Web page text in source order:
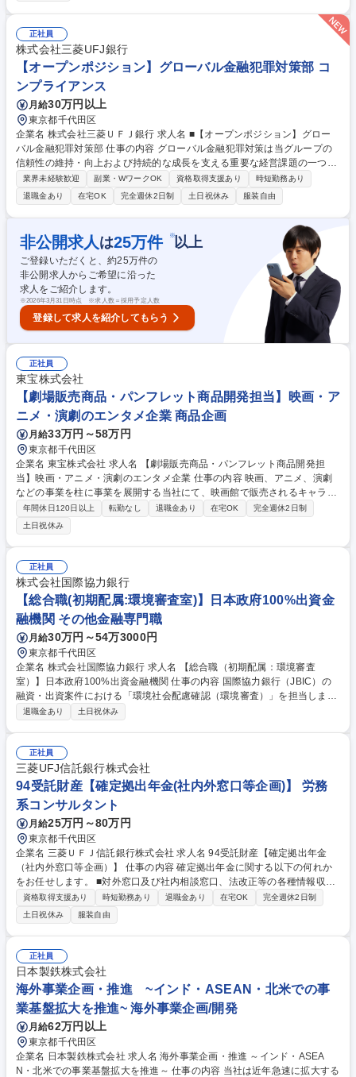
注業務、輸入計画の立案、船舶進捗管理を含む輸入通関業務、国内倉庫で
の在庫管理を一貫して担当します。【チームマネジメント】派遣社員を含
む4名のチームリーダーとして、メンバーの取りまとめ、調整、トラブル
発生時の対応を行います。 【業務内容の変更範囲】当社の指定する業務
募集職種 【貿易実務】畜産・酪農分野に特化！管理職候補/海外交渉/英語
活用
正社員
株式会社三菱UFJ銀行
【オープンポジション】グローバル金融犯罪対策部 コ
ンプライアンス
月給30万円以上
東京都千代田区
企業名 株式会社三菱ＵＦＪ銀行 求人名 ■【オープンポジション】グロー
バル金融犯罪対策部 仕事の内容 グローバル金融犯罪対策は当グループの
信頼性の維持・向上および持続的な成長を支える重要な経営課題の一つで
す。国際的に高度化・複雑化するマネー・ローンダリング対策(AML)、経
済制裁対応、贈収賄・汚職防止等 への対応を踏まえ、当グループではグロ
ーバルに一貫した金融犯罪対策態勢の高度化を推進しています。AML、経
済制裁、贈収賄・汚職防止等の各領域において、ご経験・専門性・ご志向
を踏まえ、最適なポジションをご提案いたします。想定される業務は、企
画・推進、モニタリング、案件調査・分析、制度設計、システム企画・運
用など多岐にわたります。国内外の関係者と連携し幅広くご活躍いただく
ことを期待します。 募集職種 ■【オープンポジション】グローバル金融犯
罪対策部
業界未経験歓迎 副業・WワークOK 資格取得支援あり
時短勤務あり
退職金あり
在宅OK 完全週休2日制 土日祝休み 服装自由
非公開求人 は25万件 ※以上
ご登録いただくと、約25万件の
非公開求人からご希望に沿った
求人をご紹介します。
※2026年3月31日時点 ※求人数＝採用予定人数
登録して求人を紹介してもらう
正社員
東宝株式会社
【劇場販売商品・パンフレット商品開発担当】映画・ア
ニメ・演劇のエンタメ企業 商品企画
月給33万円～58万円
東京都千代田区
企業名 東宝株式会社 求人名 【劇場販売商品・パンフレット商品開発担
当】映画・アニメ・演劇のエンタメ企業 仕事の内容 映画、アニメ、演劇
などの事業を柱に事業を展開する当社にて、映画館で販売されるキャラク
ターグッズやパンフレットの商品開発・製作・販売・管理・販売促進な
ど、幅広く担当していただきます。 配給される邦画（実写・アニメ）の
他、洋画、他社配給邦画など、映画館グッズ全般を取り扱います。商品の
売上・収支を重要視し、各作品・IPのエンゲージメント向上を目指す「フ
ァンビジネス」であるという視点の下での戦略策定も求められます。これ
らのコンテンツを作るためのグッズ作成やコラボ企画を担っていただきま
す。 参考URL：https://tohoanimation.jp/portal/ 募集職種 【劇場販売商
品・パンフレット商品開発担当】映画・アニメ・演劇のエンタメ企業
年間休日120日以上 転勤なし 退職金あり 在宅OK
完全週休2日制
土日祝休み
正社員
株式会社国際協力銀行
【総合職(初期配属:環境審査室)】日本政府100%出資金
融機関 その他金融専門職
月給30万円～54万3000円
東京都千代田区
企業名 株式会社国際協力銀行 求人名 【総合職（初期配属：環境審査
室）】日本政府100%出資金融機関 仕事の内容 国際協力銀行（JBIC）の
融資・出資案件における「環境社会配慮確認（環境審査）」を担当しま
す。OECDガイドライン等の国際基準に基づき、プロジェクトが環境や地
現地実査（年2～3回程度の海外出張あり） ・環境社会配慮に関する国際
的なルール・動向の情報収集（国際会議参加等） ・行内外への情報発信、
勉強会開催、顧客への説明 ・外部コンサルタントを活用した調査マネジメ
ント 募集職種 【総合職（初期配属：環境審査室）】日本政府100%出資金
融機関
退職金あり 土日祝休み
正社員
三菱UFJ信託銀行株式会社
94受託財産【確定拠出年金(社内外窓口等企画)】 労務
系コンサルタント
月給25万円～80万円
東京都千代田区
企業名 三菱ＵＦＪ信託銀行株式会社 求人名 94受託財産【確定拠出年金
（社内外窓口等企画）】 仕事の内容 確定拠出年金に関する以下の何れか
をお任せします。 ■対外窓口及び社内相談窓口、法改正等の各種情報収集
及び社内対応調整■制度・事務関連の顧客・営業担当向けコンテンツの企
画、推進、社内相談窓口 【期待要件】企業型確定拠出年金に関する法令・
事務・システム等に関する幅広い/深い知見を活かし、社内外の関係者との
高いコミュニケーション能力を発揮し、制度設計、法令上のアドバイス、
カスタマーサポート、事務運営等に係る相談窓口として取り組める方 募集
職種 94受託財産【確定拠出年金（社内外窓口等企画）】
資格取得支援あり 時短勤務あり 退職金あり 在宅OK
完全週休2日制
土日祝休み
服装自由
正社員
日本製鉄株式会社
海外事業企画・推進 ~インド・ASEAN・北米での事
業基盤拡大を推進~ 海外事業企画/開発
月給62万円以上
東京都千代田区
企業名 日本製鉄株式会社 求人名 海外事業企画・推進 ～インド・ASEA
N・北米での事業基盤拡大を推進～ 仕事の内容 当社は近年急速に拡大する